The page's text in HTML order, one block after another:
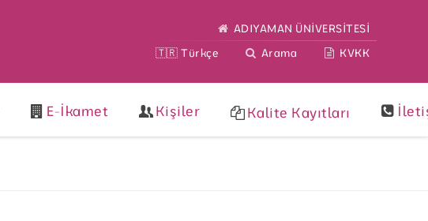
ADIYAMAN ÜNİVERSİTESİ
🇹🇷 Türkçe
Arama KVKK
E-İkamet Kişiler Kalite Kayıtları